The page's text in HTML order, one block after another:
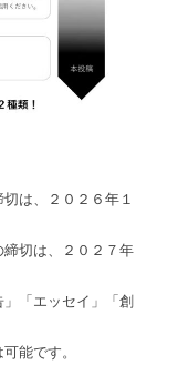
は、２０２６年１
切は、２０２７年
「エッセイ」「創
能です。